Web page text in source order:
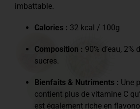
imbattable.
Calories : 32 kcal / 100g
Composition : 90% d’eau, 2%
sucres.
Bienfaits & Nutriments : Une
contient plus de vitamine C
est également riche en